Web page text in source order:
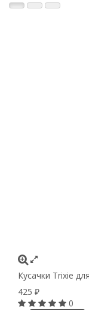
Кусачки Trixie
425 ₽
0